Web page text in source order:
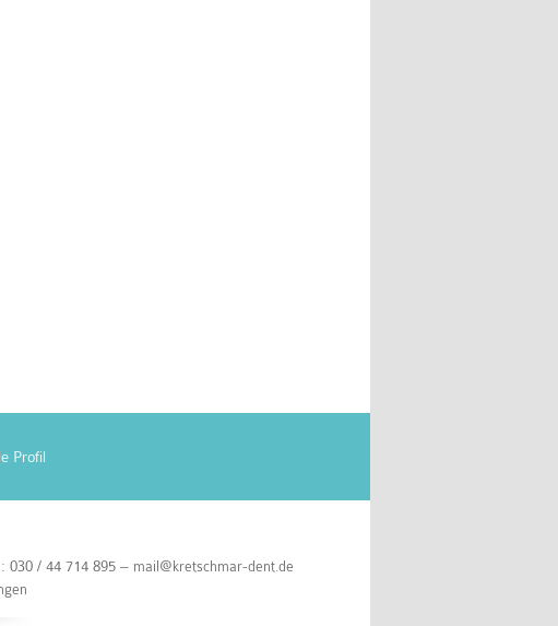
Profil
030 / 44 714 895 – mail@kretschmar-dent.de